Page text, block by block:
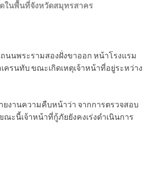
ในพื้นที่จังหวัดสมุทรสาคร
ถนนพระรามสองฝั่งขาออก หน้าโรงแรม
รนทับ ขณะเกิดเหตุเจ้าหน้าที่อยู่ระหว่าง
ยงานความคืบหน้าว่า จากการตรวจสอบ
ณะนี้เจ้าหน้าที่กู้ภัยยังคงเร่งดำเนินการ